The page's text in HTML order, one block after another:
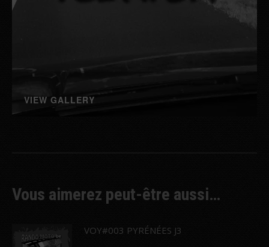
VIEW GALLERY
Vous aimerez peut-être aussi…
VOY#003 PYRÉNÉES J3